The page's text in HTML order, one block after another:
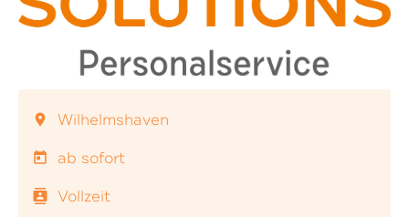
location_on Wilhelmshaven
today ab sofort
contacts Vollzeit